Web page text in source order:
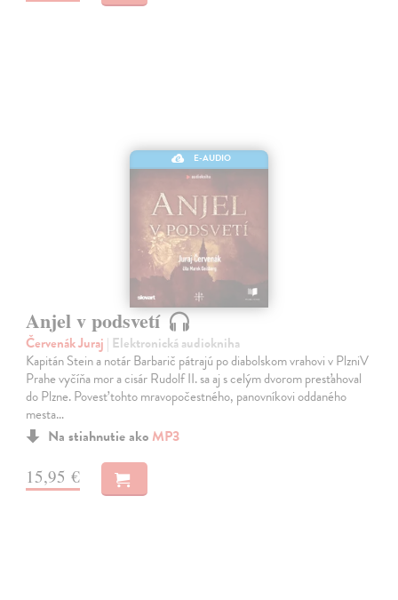
E-AUDIO
Anjel v podsvetí
Červenák Juraj | Elektronická audiokniha
Kapitán Stein a notár Barbarič pátrajú po diabolskom vrahovi v PlzniV
Prahe vyčíňa mor a cisár Rudolf II. sa aj s celým dvorom presťahoval
do Plzne. Povesť tohto mravopočestného, panovníkovi oddaného
mesta…
Na stiahnutie ako MP3
15,95 €